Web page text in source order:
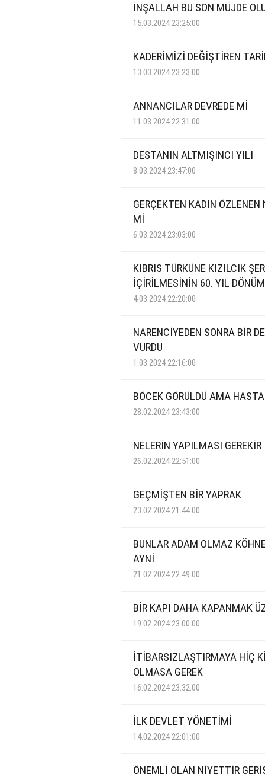
İNŞALLAH BU SON MÜJDE
15.03.2024 23:25:00
KADERİMİZİ DEĞİŞTİREN
13.03.2024 23:23:00
ANNANCILAR DEVREDE Mİ
11.03.2024 22:31:00
DESTANIN ALTMIŞINCI YILI
8.03.2024 23:47:00
GERÇEKTEN KADIN ÖZLENEN
Mİ
6.03.2024 23:03:00
KIBRIS TÜRKÜNE KIZILCIK
İÇİRİLMESİNİN 60. YIL
4.03.2024 22:20:00
NARENCİYEDEN SONRA BİR
VURDU
1.03.2024 22:16:00
BÖCEK GÖRÜLDÜ AMA
28.02.2024 23:43:00
NELERİN YAPILMASI GEREKİR
26.02.2024 22:51:00
GEÇMİŞTEN BİR YAPRAK
23.02.2024 21:44:00
BUNLAR ADAM OLMAZ
AYNİ
21.02.2024 22:49:00
BİR KAPI DAHA KAPANMAK
19.02.2024 23:00:00
İTİBARSIZLAŞTIRMAYA HİÇ
OLMASA GEREK
16.02.2024 23:32:00
İLK DEVLET YÖNETİMİ
14.02.2024 22:01:00
ÖNEMLİ OLAN NİYETTİR